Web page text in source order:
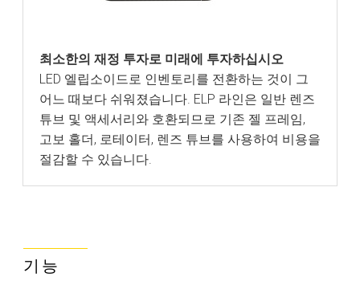
최소한의 재정 투자로 미래에 투자하십시오
LED 엘립소이드로 인벤토리를 전환하는 것이 그
어느 때보다 쉬워졌습니다. ELP 라인은 일반 렌즈
튜브 및 액세서리와 호환되므로 기존 젤 프레임,
고보 홀더, 로테이터, 렌즈 튜브를 사용하여 비용을
절감할 수 있습니다.
기능